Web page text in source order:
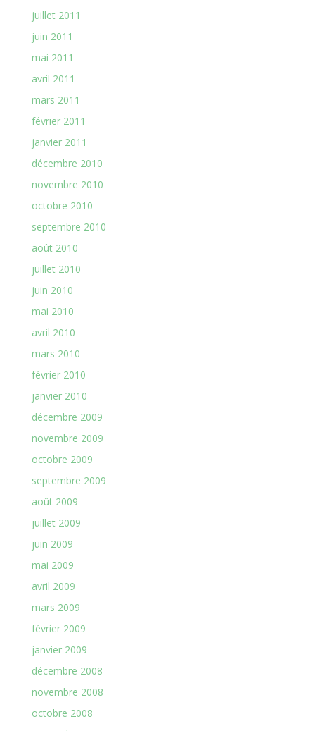
juillet 2011
juin 2011
mai 2011
avril 2011
mars 2011
février 2011
janvier 2011
décembre 2010
novembre 2010
octobre 2010
septembre 2010
août 2010
juillet 2010
juin 2010
mai 2010
avril 2010
mars 2010
février 2010
janvier 2010
décembre 2009
novembre 2009
octobre 2009
septembre 2009
août 2009
juillet 2009
juin 2009
mai 2009
avril 2009
mars 2009
février 2009
janvier 2009
décembre 2008
novembre 2008
octobre 2008